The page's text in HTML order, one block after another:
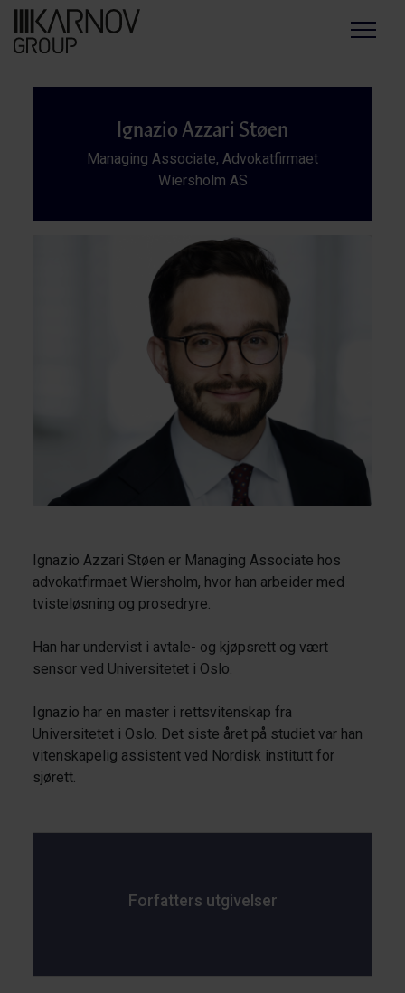
Menu
Ignazio Azzari Støen
Managing Associate, Advokatfirmaet
Wiersholm AS
Ignazio Azzari Støen er Managing Associate hos
advokatfirmaet Wiersholm, hvor han arbeider med
tvisteløsning og prosedryre.
Han har undervist i avtale- og kjøpsrett og vært
sensor ved Universitetet i Oslo.
Ignazio har en master i rettsvitenskap fra
Universitetet i Oslo. Det siste året på studiet var han
vitenskapelig assistent ved Nordisk institutt for
sjørett.
Forfatters utgivelser